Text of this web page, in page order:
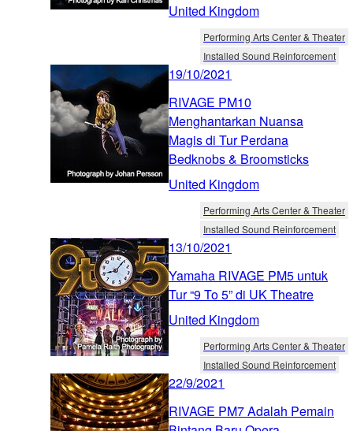
United Kingdom
Performing Arts Center & Theater
Installed Sound Reinforcement
19/10/2021
RIVAGE PM10
Menghantarkan Nuansa
Magis di Tur Perdana
Bedknobs & Broomsticks
United Kingdom
Performing Arts Center & Theater
Installed Sound Reinforcement
13/10/2021
Yamaha RIVAGE PM5 untuk
Tur “9 To 5” di UK Theatre
United Kingdom
Performing Arts Center & Theater
Installed Sound Reinforcement
22/9/2021
RIVAGE PM7 Adalah Pemain